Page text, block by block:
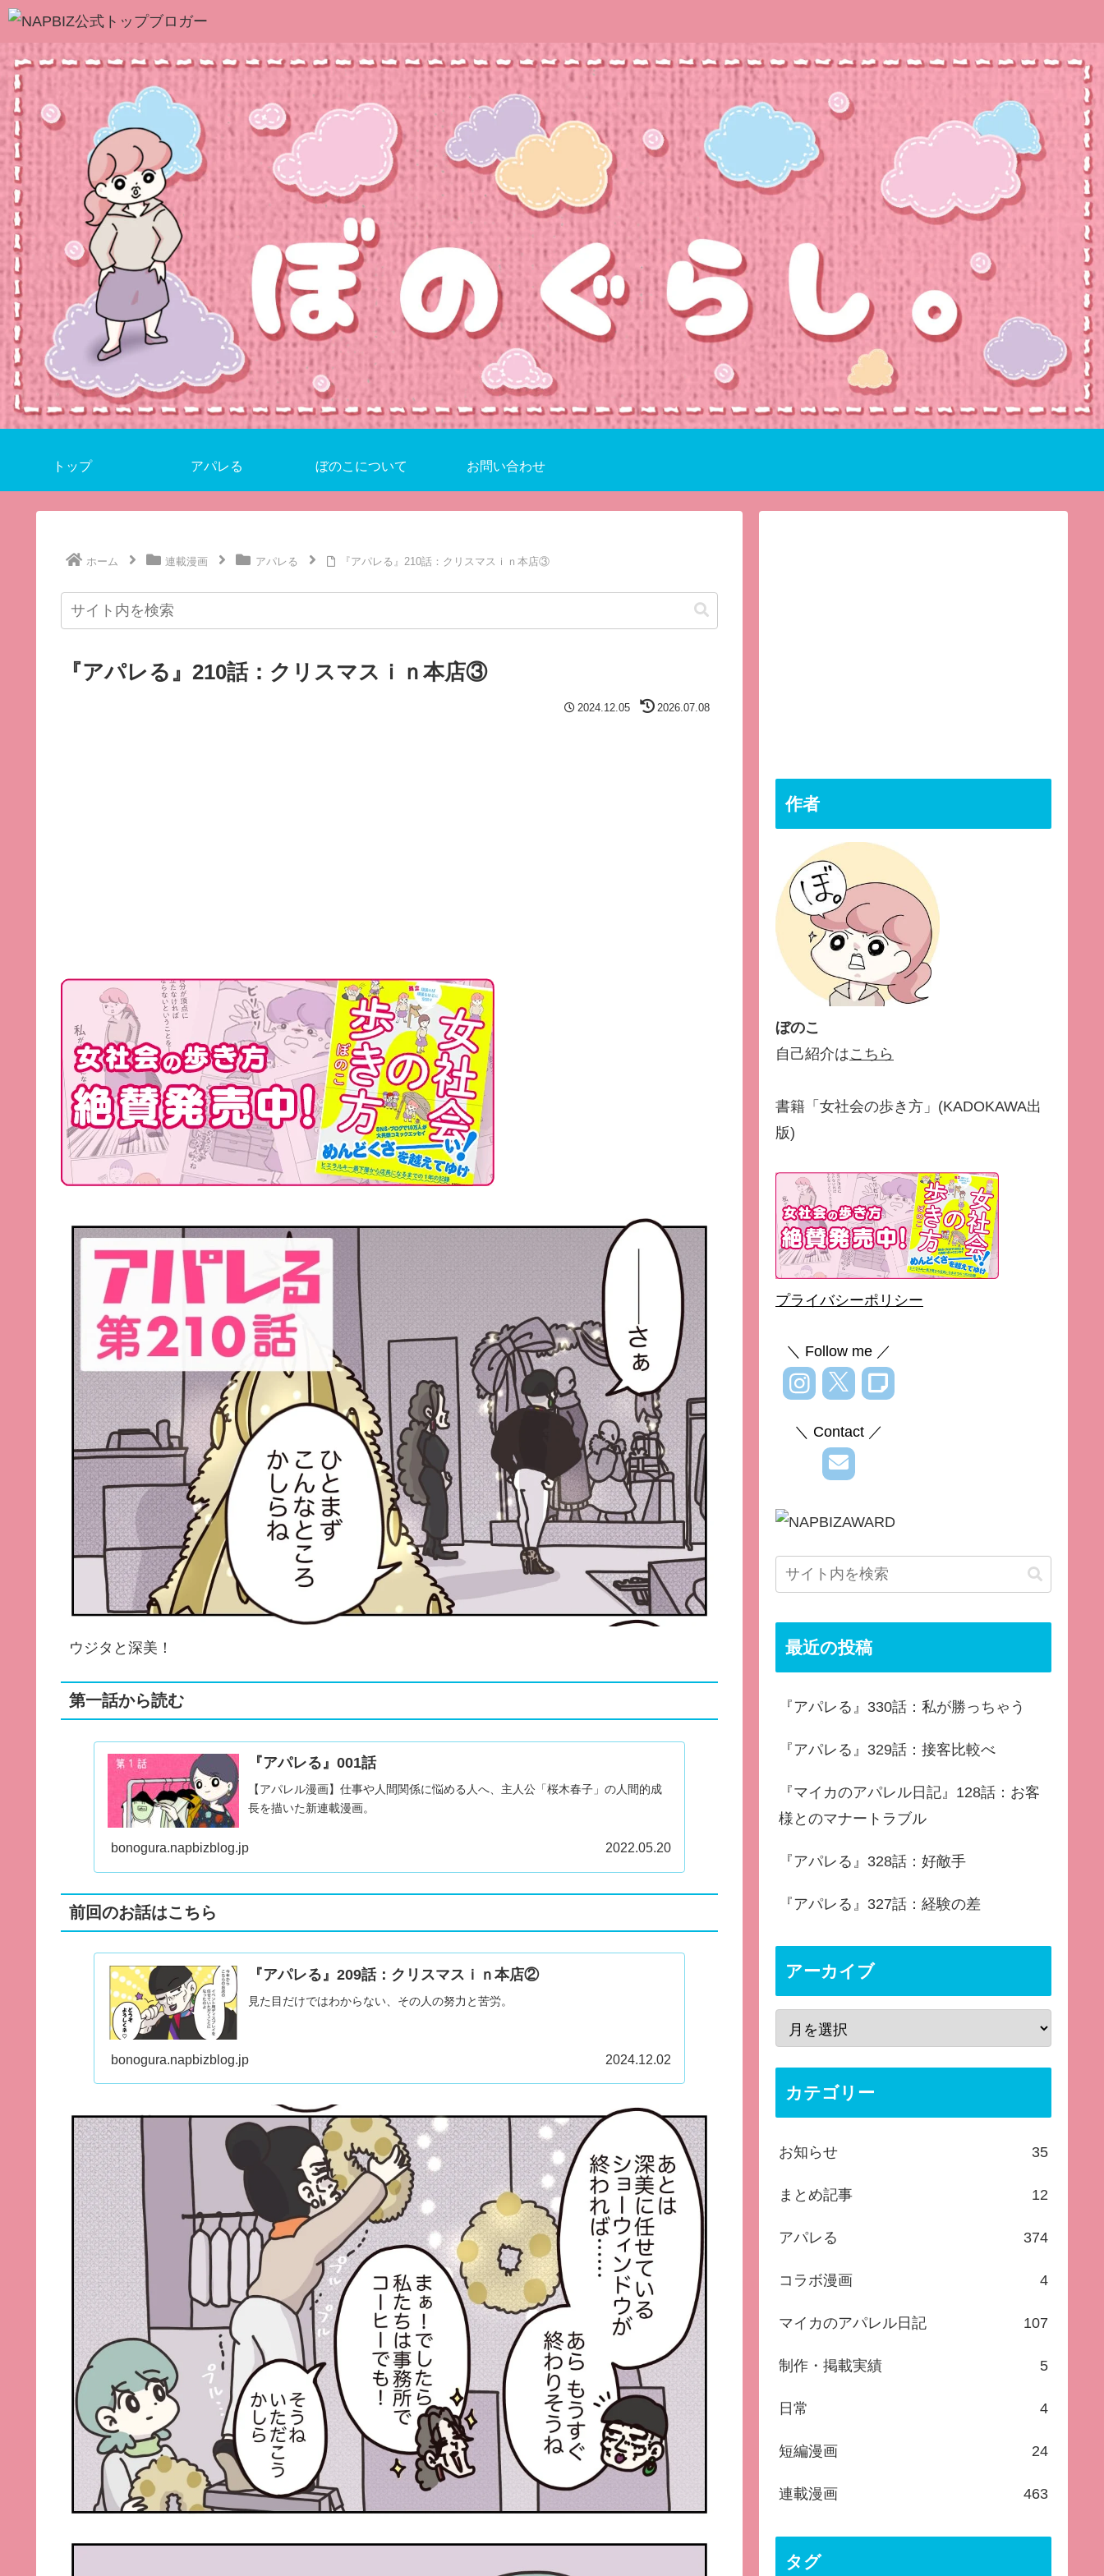
トップ アパレる ぼのこについて お問い合わせ
ホーム 連載漫画 アパレる 『アパレる』210話：クリスマスｉｎ本店③
『アパレる』210話：クリスマスｉｎ本店③
2024.12.05 2026.07.08
ウジタと深美！
第一話から読む
『アパレる』001話
【アパレル漫画】仕事や人間関係に悩める人へ、主人公「桜木春子」の人間的成
長を描いた新連載漫画。
bonogura.napbizblog.jp 2022.05.20
前回のお話はこちら
『アパレる』209話：クリスマスｉｎ本店②
見た目だけではわからない、その人の努力と苦労。
bonogura.napbizblog.jp 2024.12.02
作者
ぼのこ
自己紹介はこちら
書籍「女社会の歩き方」(KADOKAWA出
版)
プライバシーポリシー
＼ Follow me ／
＼ Contact ／
最近の投稿
『アパレる』330話：私が勝っちゃう
『アパレる』329話：接客比較べ
『マイカのアパレル日記』128話：お客
様とのマナートラブル
『アパレる』328話：好敵手
『アパレる』327話：経験の差
アーカイブ
カテゴリー
お知らせ 35
まとめ記事 12
アパレる 374
コラボ漫画 4
マイカのアパレル日記 107
制作・掲載実績 5
日常 4
短編漫画 24
連載漫画 463
タグ